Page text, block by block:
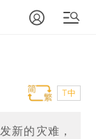
T中
新的灾难，